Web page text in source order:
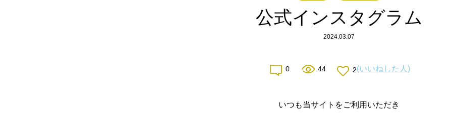
公式インスタグラム
2024.03.07
0 44 2(いいねした人)
いつも当サイトをご利用いただき